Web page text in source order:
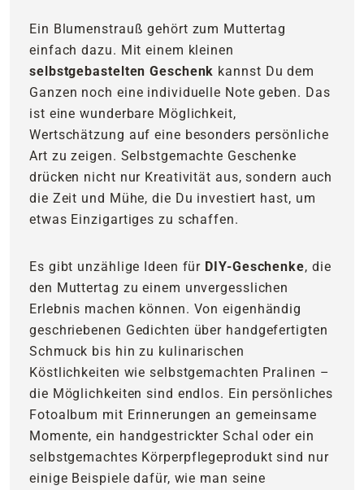
Ein Blumenstrauß gehört zum Muttertag
einfach dazu. Mit einem kleinen
selbstgebastelten Geschenk kannst Du dem
Ganzen noch eine individuelle Note geben. Das
ist eine wunderbare Möglichkeit,
Wertschätzung auf eine besonders persönliche
Art zu zeigen. Selbstgemachte Geschenke
drücken nicht nur Kreativität aus, sondern auch
die Zeit und Mühe, die Du investiert hast, um
etwas Einzigartiges zu schaffen.
Es gibt unzählige Ideen für DIY-Geschenke, die
den Muttertag zu einem unvergesslichen
Erlebnis machen können. Von eigenhändig
geschriebenen Gedichten über handgefertigten
Schmuck bis hin zu kulinarischen
Köstlichkeiten wie selbstgemachten Pralinen –
die Möglichkeiten sind endlos. Ein persönliches
Fotoalbum mit Erinnerungen an gemeinsame
Momente, ein handgestrickter Schal oder ein
selbstgemachtes Körperpflegeprodukt sind nur
einige Beispiele dafür, wie man seine